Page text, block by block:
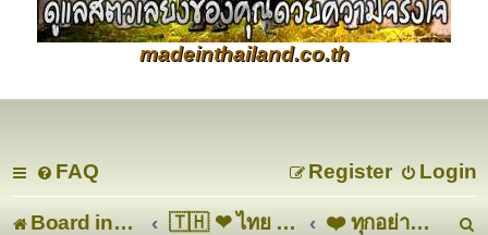
madeinthailand.co.th
FAQ Login
Register
Board index 🇹🇭 ❤ ไทย ❤ 🇹🇭 ❤️ ทุกอย่างเกี่ยวกับสุขภาพและการออกกำลังกาย❤️